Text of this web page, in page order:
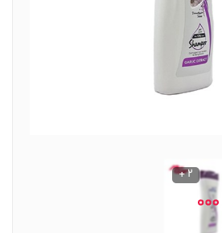
2 +